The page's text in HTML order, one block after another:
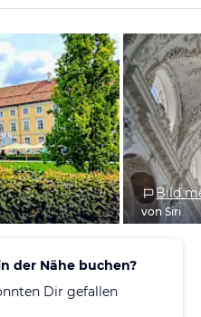
Bild
von Siri
der Nähe buchen?
Dir gefallen